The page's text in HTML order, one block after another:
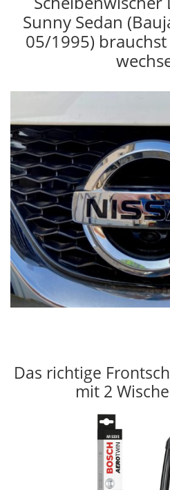
Sunny Sedan
05/1995)
Das richtige
mit 2